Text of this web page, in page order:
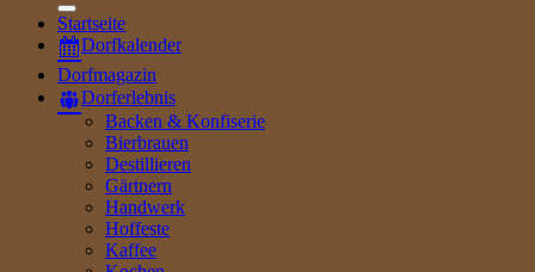
Startseite
Dorfkalender
Dorfmagazin
Dorferlebnis
Backen & Konfiserie
Bierbrauen
Destillieren
Gärtnern
Handwerk
Hoffeste
Kaffee